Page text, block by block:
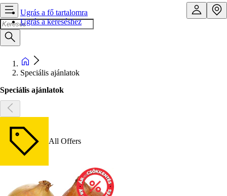
Ugrás a fő tartalomra
Ugrás a kereséshez
Speciális ajánlatok
Speciális ajánlatok
All Offers